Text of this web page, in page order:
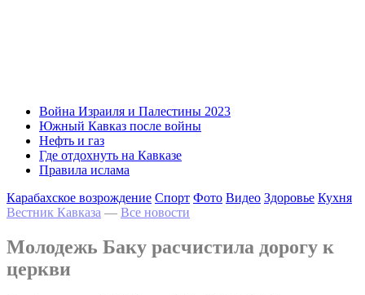
Война Израиля и Палестины 2023
Южный Кавказ после войны
Нефть и газ
Где отдохнуть на Кавказе
Правила ислама
Карабахское возрождение Спорт Фото Видео Здоровье Кухня
Вестник Кавказа — Все новости
Молодежь Баку расчистила дорогу к
церкви